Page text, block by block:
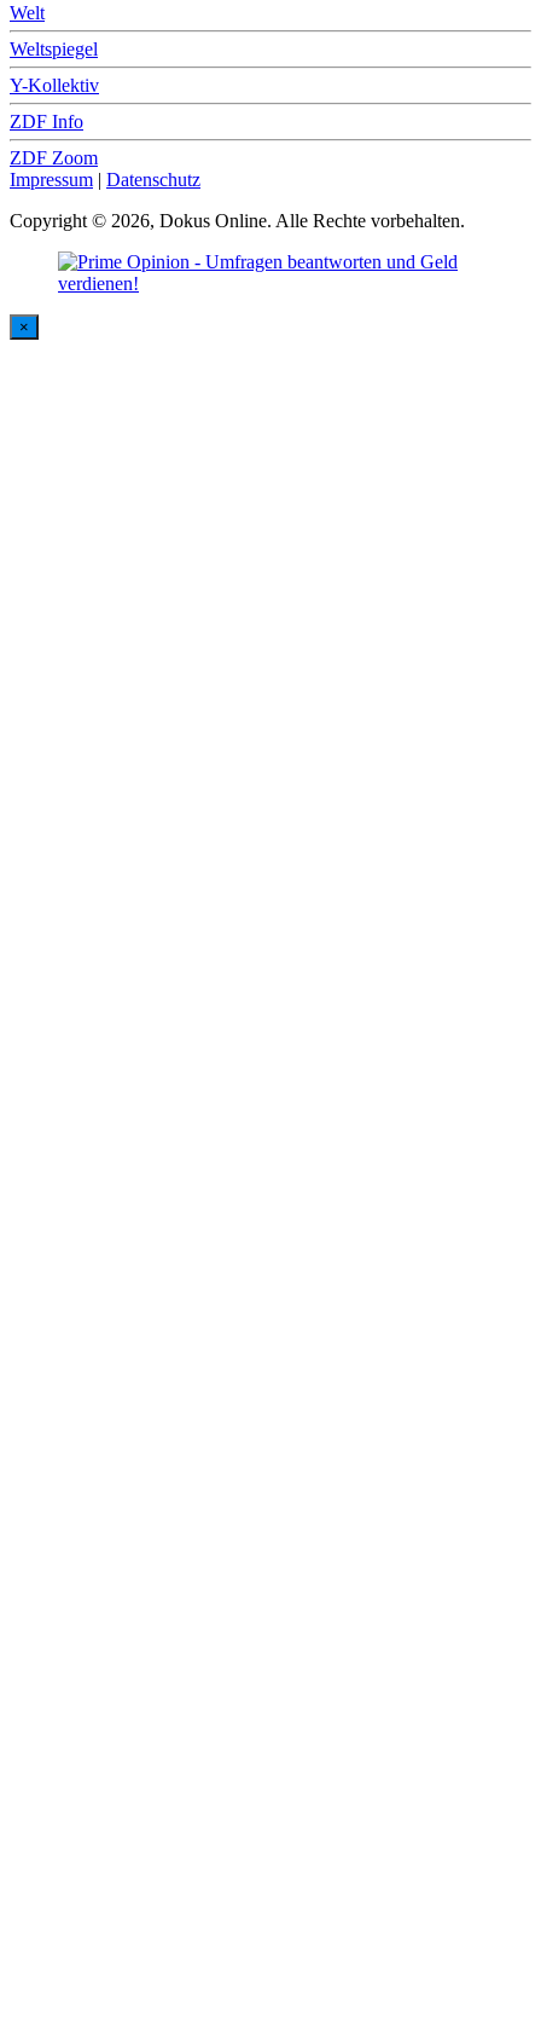
Welt
Weltspiegel
Y-Kollektiv
ZDF Info
ZDF Zoom
Impressum | Datenschutz
Copyright © 2026, Dokus Online. Alle Rechte vorbehalten.
×